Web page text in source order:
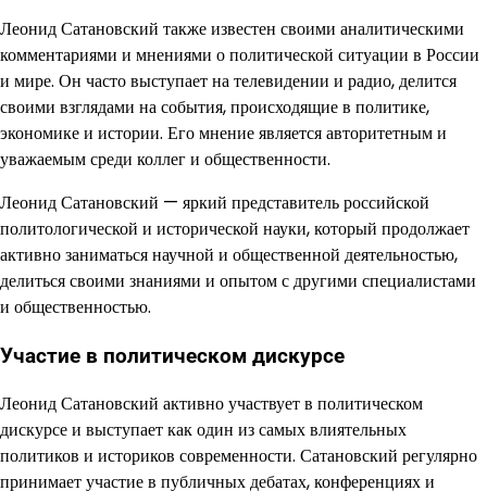
Леонид Сатановский также известен своими аналитическими
комментариями и мнениями о политической ситуации в России
и мире. Он часто выступает на телевидении и радио, делится
своими взглядами на события, происходящие в политике,
экономике и истории. Его мнение является авторитетным и
уважаемым среди коллег и общественности.
Леонид Сатановский — яркий представитель российской
политологической и исторической науки, который продолжает
активно заниматься научной и общественной деятельностью,
делиться своими знаниями и опытом с другими специалистами
и общественностью.
Участие в политическом дискурсе
Леонид Сатановский активно участвует в политическом
дискурсе и выступает как один из самых влиятельных
политиков и историков современности. Сатановский регулярно
принимает участие в публичных дебатах, конференциях и